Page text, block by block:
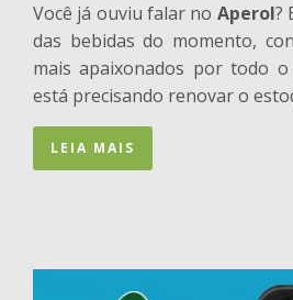
Você já ouviu falar no Aperol?
das bebidas do momento,
mais apaixonados por todo
está precisando renovar o
LEIA MAIS